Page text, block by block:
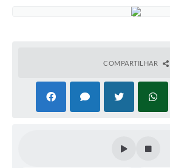
COMPARTILHAR